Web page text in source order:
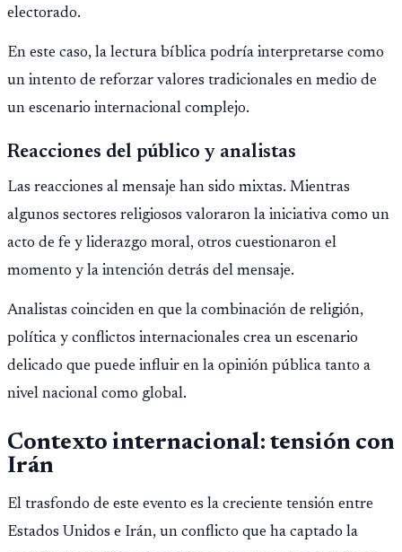
electorado.
En este caso, la lectura bíblica podría interpretarse como
un intento de reforzar valores tradicionales en medio de
un escenario internacional complejo.
Reacciones del público y analistas
Las reacciones al mensaje han sido mixtas. Mientras
algunos sectores religiosos valoraron la iniciativa como un
acto de fe y liderazgo moral, otros cuestionaron el
momento y la intención detrás del mensaje.
Analistas coinciden en que la combinación de religión,
política y conflictos internacionales crea un escenario
delicado que puede influir en la opinión pública tanto a
nivel nacional como global.
Contexto internacional: tensión con
Irán
El trasfondo de este evento es la creciente tensión entre
Estados Unidos e Irán, un conflicto que ha captado la